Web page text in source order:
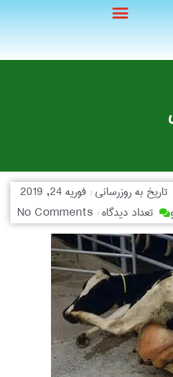
تاریخ به روزرسانی :فوریه 24, 2019
تعداد دیدگاه :No Comments